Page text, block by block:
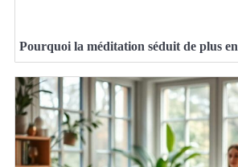
Pourquoi la méditation séduit de plus